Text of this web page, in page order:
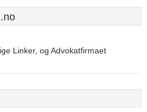
Linker, og Advokatfirmaet